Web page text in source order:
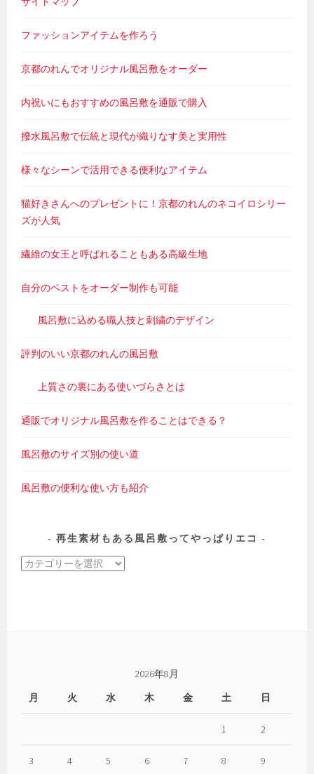
ファッションアイテムを作ろう
京都のれんでオリジナル風呂敷をオーダー
内祝いにもおすすめの風呂敷を通販で購入
撥水風呂敷で伝統と現代が織りなす美と実用性
様々なシーンで活用できる便利なアイテム
猫好きさんへのプレゼントに！京都のれんのネコイロシリー
ズが人気
繊維の女王と呼ばれることもある高級生地
自分のベストをオーダー制作も可能
風呂敷に込める職人技と刺繍のデザイン
評判のいい京都のれんの風呂敷
上質さの裏にある使いづらさとは
通販でオリジナル風呂敷を作ることはできる？
風呂敷のサイズ別の使い道
風呂敷の便利な使い方も紹介
再生素材もある風呂敷ってやっぱりエコ
再
呂
や
2026年8月
月
火 水 木 金 土 日
1 2
3 4 5 6 7 8 9